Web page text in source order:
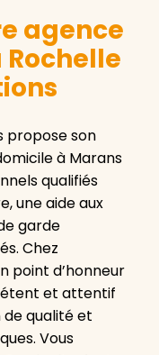
agence
Rochelle
propose son
à Marans
qualifiés
une aide aux
garde
Chez
point d’honneur
et attentif
qualité et
Vous